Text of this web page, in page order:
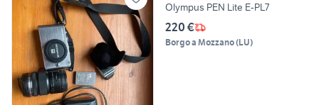
Olympus PEN Lite E-PL7
220 €
Borgo a Mozzano(LU)